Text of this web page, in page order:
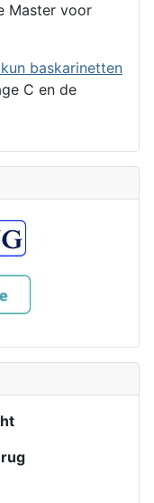
Master voor
baskarinetten
C en de